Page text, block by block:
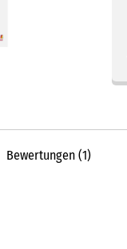
Bewertungen (1)